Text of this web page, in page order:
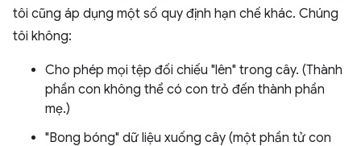
tôi cũng áp dụng một số quy định hạn chế khác. Chúng
tôi không:
Cho phép mọi tệp đối chiếu "lên" trong cây. (Thành
phần con không thể có con trỏ đến thành phần
mẹ.)
"Bong bóng" dữ liệu xuống cây (một phần tử con